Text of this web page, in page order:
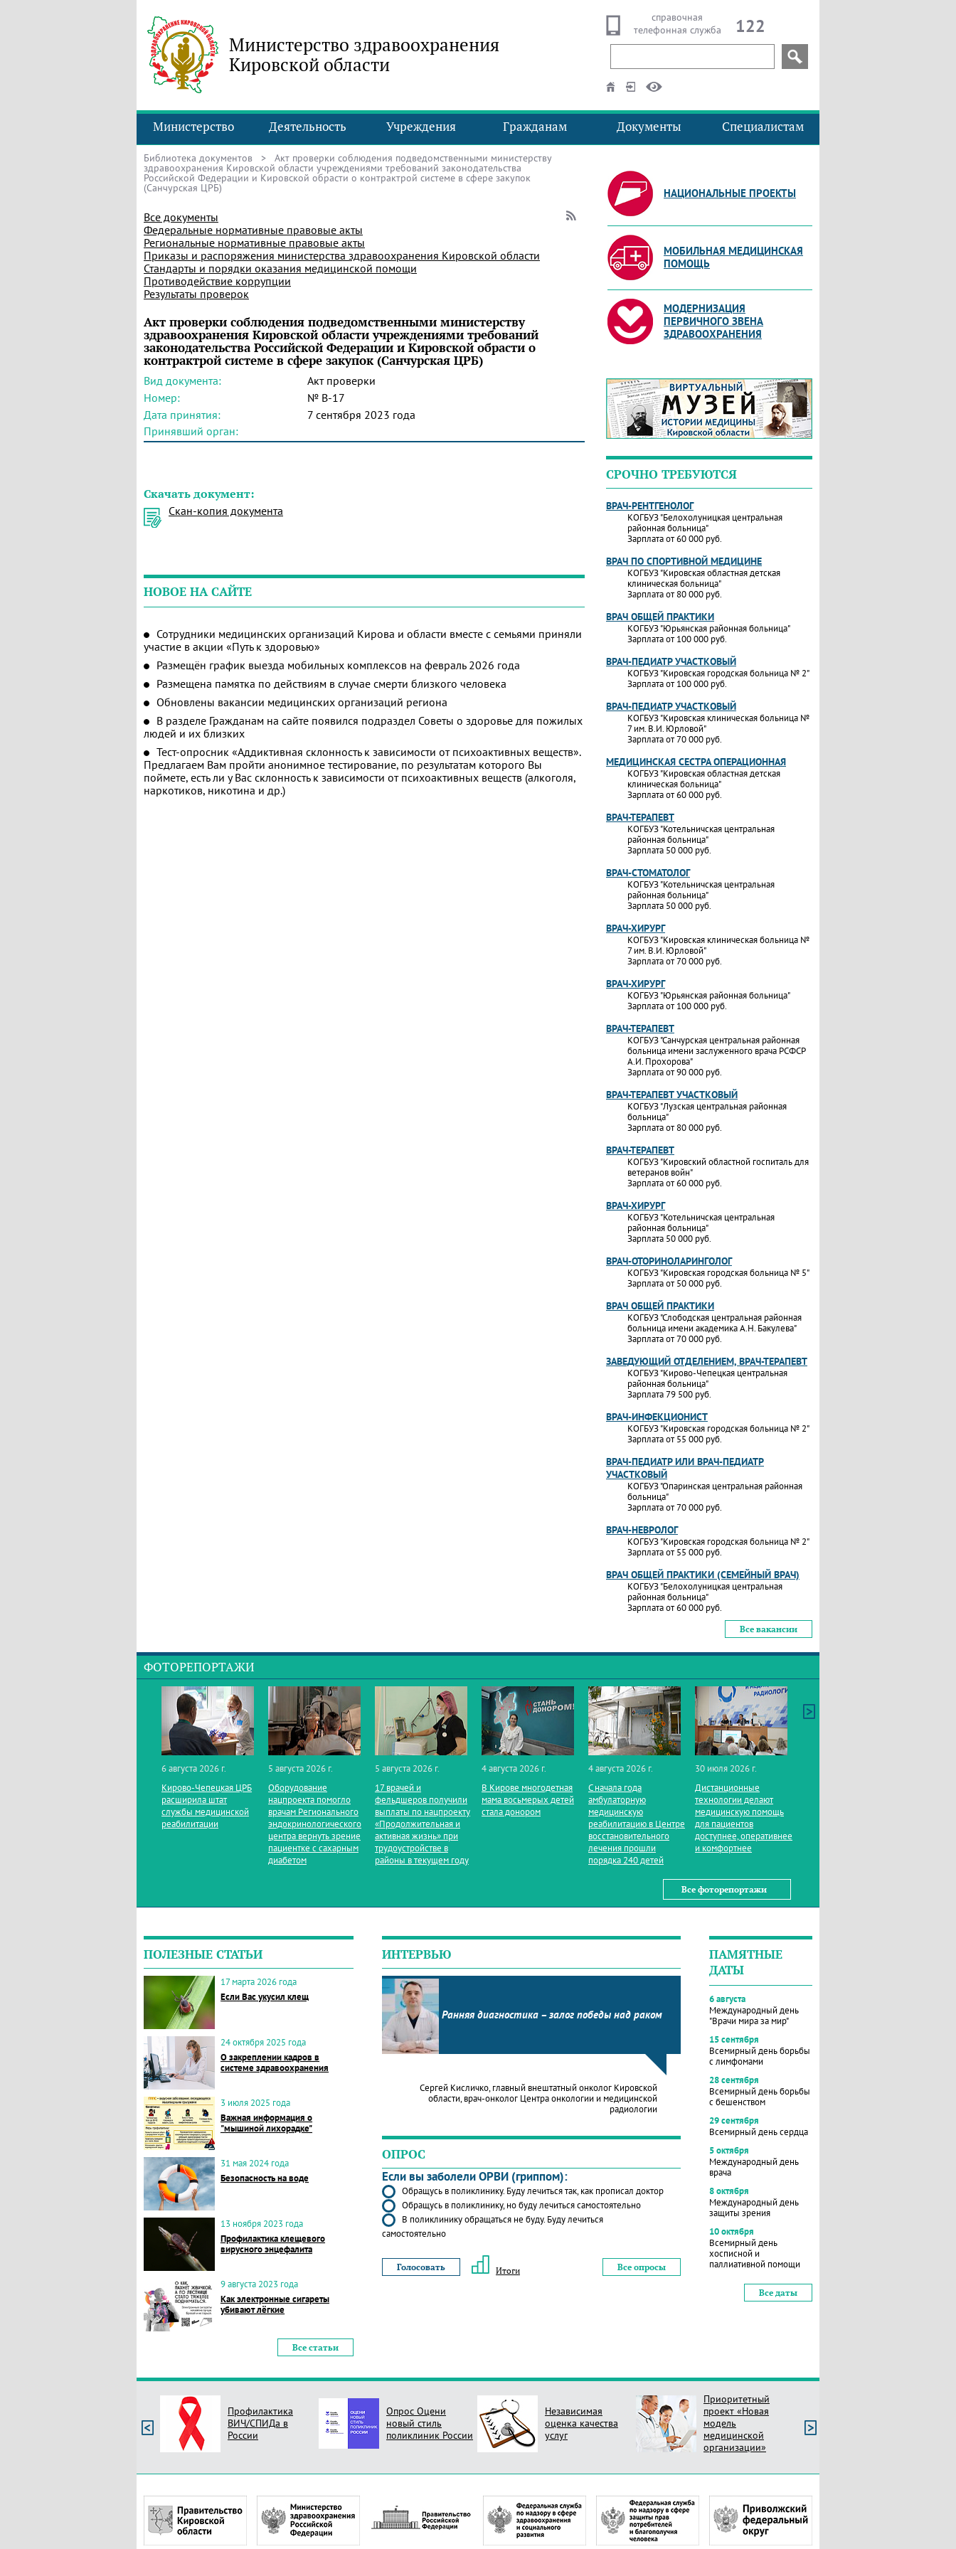
Министерство здравоохранения
Кировской области
справочная
телефонная служба
122
Министерство Деятельность Учреждения Гражданам Документы Специалистам
Библиотека документов > Акт проверки соблюдения подведомственными министерству
здравоохранения Кировской области учреждениями требований законодательства
Российской Федерации и Кировской обрасти о контрактрой системе в сфере закупок
(Санчурская ЦРБ)
Все документы
Федеральные нормативные правовые акты
Региональные нормативные правовые акты
Приказы и распоряжения министерства здравоохранения Кировской области
Стандарты и порядки оказания медицинской помощи
Противодействие коррупции
Результаты проверок
Акт проверки соблюдения подведомственными министерству
здравоохранения Кировской области учреждениями требований
законодательства Российской Федерации и Кировской обрасти о
контрактрой системе в сфере закупок (Санчурская ЦРБ)
Вид документа:
Акт проверки
Номер:
№ В-17
Дата принятия:
7 сентября 2023 года
Принявший орган:
Скачать документ:
Скан-копия документа
НОВОЕ НА САЙТЕ
Сотрудники медицинских организаций Кирова и области вместе с семьями приняли
участие в акции «Путь к здоровью»
Размещён график выезда мобильных комплексов на февраль 2026 года
Размещена памятка по действиям в случае смерти близкого человека
Обновлены вакансии медицинских организаций региона
В разделе Гражданам на сайте появился подраздел Советы о здоровье для пожилых
людей и их близких
Тест-опросник «Аддиктивная склонность к зависимости от психоактивных веществ».
Предлагаем Вам пройти анонимное тестирование, по результатам которого Вы
поймете, есть ли у Вас склонность к зависимости от психоактивных веществ (алкоголя,
наркотиков, никотина и др.)
НАЦИОНАЛЬНЫЕ ПРОЕКТЫ
МОБИЛЬНАЯ МЕДИЦИНСКАЯ
ПОМОЩЬ
МОДЕРНИЗАЦИЯ
ПЕРВИЧНОГО ЗВЕНА
ЗДРАВООХРАНЕНИЯ
СРОЧНО ТРЕБУЮТСЯ
ВРАЧ-РЕНТГЕНОЛОГ
КОГБУЗ "Белохолуницкая центральная
районная больница"
Зарплата от 60 000 руб.
ВРАЧ ПО СПОРТИВНОЙ МЕДИЦИНЕ
КОГБУЗ "Кировская областная детская
клиническая больница"
Зарплата от 80 000 руб.
ВРАЧ ОБЩЕЙ ПРАКТИКИ
КОГБУЗ "Юрьянская районная больница"
Зарплата от 100 000 руб.
ВРАЧ-ПЕДИАТР УЧАСТКОВЫЙ
КОГБУЗ "Кировская городская больница № 2"
Зарплата от 100 000 руб.
ВРАЧ-ПЕДИАТР УЧАСТКОВЫЙ
КОГБУЗ "Кировская клиническая больница №
7 им. В.И. Юрловой"
Зарплата от 70 000 руб.
МЕДИЦИНСКАЯ СЕСТРА ОПЕРАЦИОННАЯ
КОГБУЗ "Кировская областная детская
клиническая больница"
Зарплата от 60 000 руб.
ВРАЧ-ТЕРАПЕВТ
КОГБУЗ "Котельничская центральная
районная больница"
Зарплата 50 000 руб.
ВРАЧ-СТОМАТОЛОГ
КОГБУЗ "Котельничская центральная
районная больница"
Зарплата 50 000 руб.
ВРАЧ-ХИРУРГ
КОГБУЗ "Кировская клиническая больница №
7 им. В.И. Юрловой"
Зарплата от 70 000 руб.
ВРАЧ-ХИРУРГ
КОГБУЗ "Юрьянская районная больница"
Зарплата от 100 000 руб.
ВРАЧ-ТЕРАПЕВТ
КОГБУЗ "Санчурская центральная районная
больница имени заслуженного врача РСФСР
А.И. Прохорова"
Зарплата от 90 000 руб.
ВРАЧ-ТЕРАПЕВТ УЧАСТКОВЫЙ
КОГБУЗ "Лузская центральная районная
больница"
Зарплата от 80 000 руб.
ВРАЧ-ТЕРАПЕВТ
КОГБУЗ "Кировский областной госпиталь для
ветеранов войн"
Зарплата от 60 000 руб.
ВРАЧ-ХИРУРГ
КОГБУЗ "Котельничская центральная
районная больница"
Зарплата 50 000 руб.
ВРАЧ-ОТОРИНОЛАРИНГОЛОГ
КОГБУЗ "Кировская городская больница № 5"
Зарплата от 50 000 руб.
ВРАЧ ОБЩЕЙ ПРАКТИКИ
КОГБУЗ "Слободская центральная районная
больница имени академика А.Н. Бакулева"
Зарплата от 70 000 руб.
ЗАВЕДУЮЩИЙ ОТДЕЛЕНИЕМ, ВРАЧ-ТЕРАПЕВТ
КОГБУЗ "Кирово-Чепецкая центральная
районная больница"
Зарплата 79 500 руб.
ВРАЧ-ИНФЕКЦИОНИСТ
КОГБУЗ "Кировская городская больница № 2"
Зарплата от 55 000 руб.
ВРАЧ-ПЕДИАТР ИЛИ ВРАЧ-ПЕДИАТР
УЧАСТКОВЫЙ
КОГБУЗ "Опаринская центральная районная
больница"
Зарплата от 70 000 руб.
ВРАЧ-НЕВРОЛОГ
КОГБУЗ "Кировская городская больница № 2"
Зарплата от 55 000 руб.
ВРАЧ ОБЩЕЙ ПРАКТИКИ (СЕМЕЙНЫЙ ВРАЧ)
КОГБУЗ "Белохолуницкая центральная
районная больница"
Зарплата от 60 000 руб.
Все вакансии
ФОТОРЕПОРТАЖИ
6 августа 2026 г.
Кирово‑Чепецкая ЦРБ
расширила штат
службы медицинской
реабилитации
5 августа 2026 г.
Оборудование
нацпроекта помогло
врачам Регионального
эндокринологического
центра вернуть зрение
пациентке с сахарным
диабетом
5 августа 2026 г.
17 врачей и
фельдшеров получили
выплаты по нацпроекту
«Продолжительная и
активная жизнь» при
трудоустройстве в
районы в текущем году
4 августа 2026 г.
В Кирове многодетная
мама восьмерых детей
стала донором
4 августа 2026 г.
С начала года
амбулаторную
медицинскую
реабилитацию в Центре
восстановительного
лечения прошли
порядка 240 детей
30 июля 2026 г.
Дистанционные
технологии делают
медицинскую помощь
для пациентов
доступнее, оперативнее
и комфортнее
Все фоторепортажи
ПОЛЕЗНЫЕ СТАТЬИ
17 марта 2026 года
Если Вас укусил клещ
24 октября 2025 года
О закреплении кадров в
системе здравоохранения
3 июля 2025 года
Важная информация о
"мышиной лихорадке"
31 мая 2024 года
Безопасность на воде
13 ноября 2023 года
Профилактика клещевого
вирусного энцефалита
9 августа 2023 года
Как электронные сигареты
убивают лёгкие
Все статьи
ИНТЕРВЬЮ
Ранняя диагностика – залог победы над раком
Сергей Кисличко, главный внештатный онколог Кировской
области, врач-онколог Центра онкологии и медицинской
радиологии
ОПРОС
Если вы заболели ОРВИ (гриппом):
Обращусь в поликлинику. Буду лечиться так, как прописал доктор
Обращусь в поликлинику, но буду лечиться самостоятельно
В поликлинику обращаться не буду. Буду лечиться
самостоятельно
Итоги Все опросы
ПАМЯТНЫЕ
ДАТЫ
6 августа
Международный день
"Врачи мира за мир"
15 сентября
Всемирный день борьбы
с лимфомами
28 сентября
Всемирный день борьбы
с бешенством
29 сентября
Всемирный день сердца
5 октября
Международный день
врача
8 октября
Международный день
защиты зрения
10 октября
Всемирный день
хосписной и
паллиативной помощи
Все даты
Профилактика
ВИЧ/СПИДа в
России
Опрос Оцени
новый стиль
поликлиник России
Независимая
оценка качества
услуг
Приоритетный
проект «Новая
модель
медицинской
организации»